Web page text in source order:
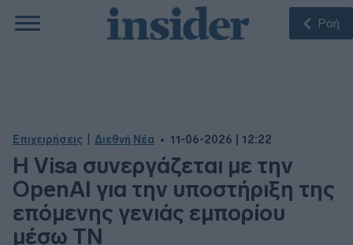
Ροή
Επιχειρήσεις Διεθνή Νέα 11-06-2026 | 12:22
Η Visa συνεργάζεται με την
OpenAI για την υποστήριξη της
επόμενης γενιάς εμπορίου
μέσω ΤΝ